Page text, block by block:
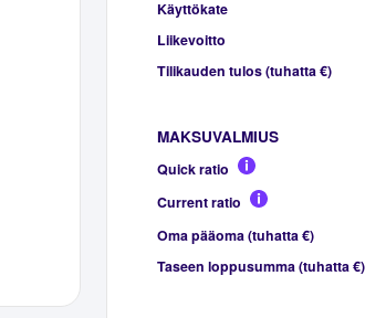
Käyttökate
Liikevoitto
Tilikauden tulos (tuhatta €)
MAKSUVALMIUS
Quick ratio
Current ratio
Oma pääoma (tuhatta €)
Taseen loppusumma (tuhatta €)